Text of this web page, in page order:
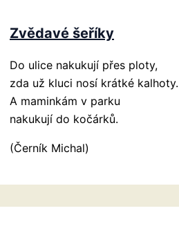
Zvědavé šeříky
Do ulice nakukují přes ploty,
zda už kluci nosí krátké kalhoty.
A maminkám v parku
nakukují do kočárků.
(Černík Michal)